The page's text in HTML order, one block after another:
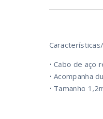
• Cabo de aço
• Acompanha
• Tamanho